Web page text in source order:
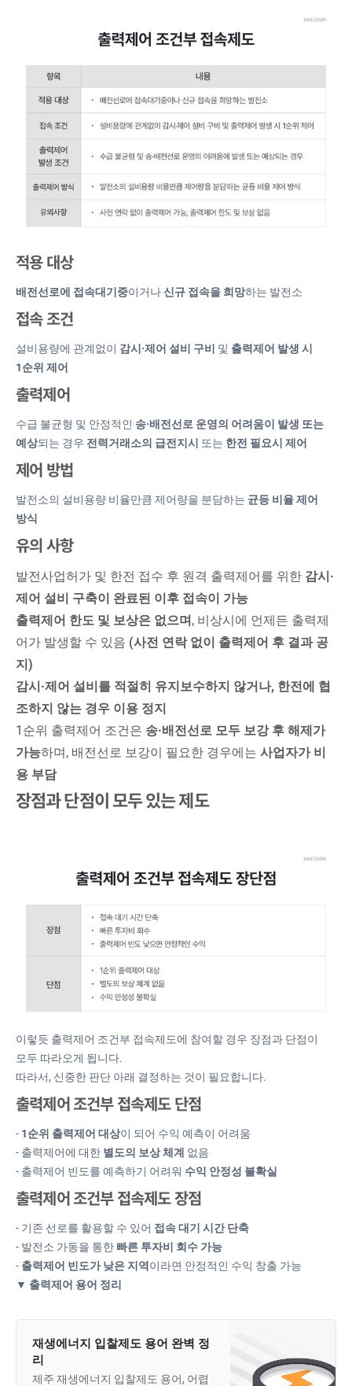
적용 대상
배전선로에 접속대기중이거나 신규 접속을 희망하는 발전소
접속 조건
설비용량에 관계없이 감시·제어 설비 구비 및 출력제어 발생 시
1순위 제어
출력제어
수급 불균형 및 안정적인 송·배전선로 운영의 어려움이 발생 또는
예상되는 경우 전력거래소의 급전지시 또는 한전 필요시 제어
제어 방법
발전소의 설비용량 비율만큼 제어량을 분담하는 균등 비율 제어
방식
유의 사항
발전사업허가 및 한전 접수 후 원격 출력제어를 위한 감시·
제어 설비 구축이 완료된 이후 접속이 가능
출력제어 한도 및 보상은 없으며 , 비상시에 언제든 출력제
어가 발생할 수 있음 (사전 연락 없이 출력제어 후 결과 공
지)
감시·제어 설비를 적절히 유지보수하지 않거나, 한전에 협
조하지 않는 경우 이용 정지
1순위 출력제어 조건은 송·배전선로 모두 보강 후 해제가
가능하며, 배전선로 보강이 필요한 경우에는 사업자가 비
용 부담​
장점과 단점이 모두 있는 제도
이렇듯 출력제어 조건부 접속제도에 참여할 경우 장점과 단점이
모두 따라오게 됩니다.
따라서, 신중한 판단 아래 결정하는 것이 필요합니다.
출력제어 조건부 접속제도 단점
- 1순위 출력제어 대상이 되어 수익 예측이 어려움
- 출력제어에 대한 별도의 보상 체계 없음
- 출력제어 빈도를 예측하기 어려워 수익 안정성 불확실
출력제어 조건부 접속제도 장점
- 기존 선로를 활용할 수 있어 접속 대기 시간 단축
- 발전소 가동을 통한 빠른 투자비 회수 가능
- 출력제어 빈도가 낮은 지역 이라면 안정적인 수익 창출 가능
▼ 출력제어 용어 정리
재생에너지 입찰제도 용어 완벽 정
리
제주 재생에너지 입찰제도 용어, 어렵